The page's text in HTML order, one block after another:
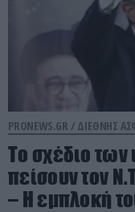
PRONEWS.GR / ΔΙΕΘΝΗΣ
Το σχέδιο των
πείσουν τον
– Η εμπλοκή